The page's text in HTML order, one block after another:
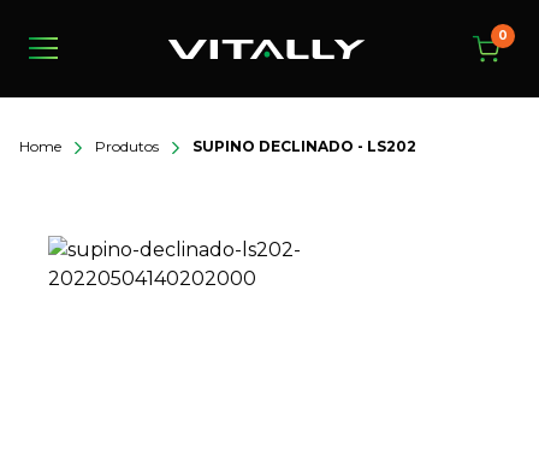
0
Home Produtos SUPINO DECLINADO - LS202